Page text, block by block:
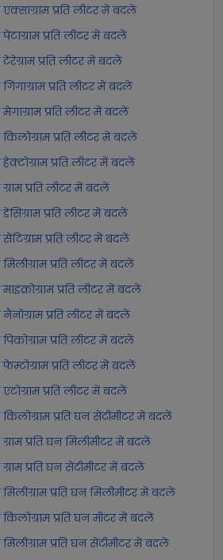
एक्साग्राम प्रति लीटर में बदलें
प्रति लीटर में बदलें
प्रति लीटर में बदलें
प्रति लीटर में बदलें
मेगाग्राम प्रति लीटर में बदलें
किलोग्राम प्रति लीटर में बदलें
हेक्टोग्राम प्रति लीटर में बदलें
प्रति लीटर में बदलें
प्रति लीटर में बदलें
सेंटिग्राम प्रति लीटर में बदलें
प्रति लीटर में बदलें
प्रति लीटर में बदलें
नैनोग्राम प्रति लीटर में बदलें
प्रति लीटर में बदलें
फेम्टोग्राम प्रति लीटर में बदलें
प्रति लीटर में बदलें
किलोग्राम प्रति घन सेंटीमीटर में बदलें
ग्राम प्रति घन मिलीमीटर में बदलें
ग्राम प्रति घन सेंटीमीटर में बदलें
मिलीग्राम प्रति घन मिलीमीटर में बदलें
किलोग्राम प्रति घन मीटर में बदलें
मिलीग्राम प्रति घन सेंटीमीटर में बदलें